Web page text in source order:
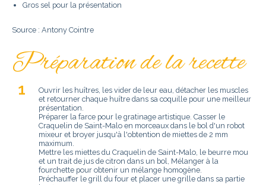
Gros sel pour la présentation
Source : Antony Cointre
Préparation de la recette
Ouvrir les huîtres, les vider de leur eau, détacher les muscles
et retourner chaque huître dans sa coquille pour une meilleur
présentation.
Préparer la farce pour le gratinage artistique. Casser le
Craquelin de Saint-Malo en morceaux dans le bol d'un robot
mixeur et broyer jusqu'à l'obtention de miettes de 2 mm
maximum.
Mettre les miettes du Craquelin de Saint-Malo, le beurre mou
et un trait de jus de citron dans un bol, Mélanger à la
fourchette pour obtenir un mélange homogène.
Préchauffer le grill du four et placer une grille dans sa partie